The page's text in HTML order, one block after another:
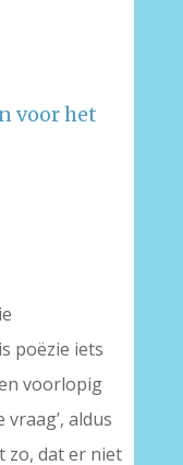
voor het
poëzie iets
voorlopig
aldus
zo, dat er niet